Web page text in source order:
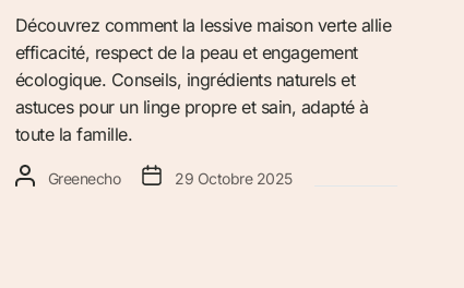
Découvrez comment la lessive maison verte allie
efficacité, respect de la peau et engagement
écologique. Conseils, ingrédients naturels et
astuces pour un linge propre et sain, adapté à
toute la famille.
Greenecho 29 Octobre 2025